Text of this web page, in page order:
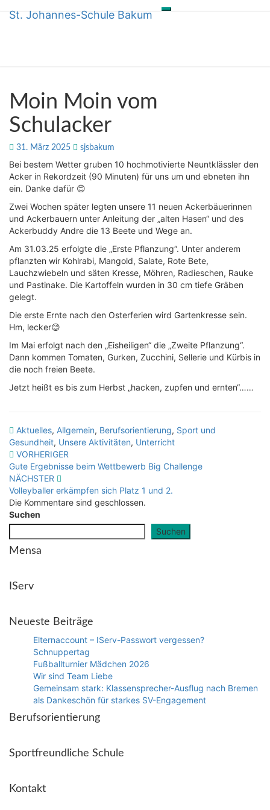
Skip
Toggle
St. Johannes-Schule Bakum
St. Johannes-Schule Bakum
Moin
Moin
vom
Schulacker
Moin Moin vom
Schulacker
31. März 2025 sjsbakum
Bei bestem Wetter gruben 10 hochmotivierte Neuntklässler den
Acker in Rekordzeit (90 Minuten) für uns um und ebneten ihn
ein. Danke dafür 😊
Zwei Wochen später legten unsere 11 neuen Ackerbäuerinnen
und Ackerbauern unter Anleitung der „alten Hasen“ und des
Ackerbuddy Andre die 13 Beete und Wege an.
Am 31.03.25 erfolgte die „Erste Pflanzung“. Unter anderem
pflanzten wir Kohlrabi, Mangold, Salate, Rote Bete,
Lauchzwiebeln und säten Kresse, Möhren, Radieschen, Rauke
und Pastinake. Die Kartoffeln wurden in 30 cm tiefe Gräben
gelegt.
Die erste Ernte nach den Osterferien wird Gartenkresse sein.
Hm, lecker😊
Im Mai erfolgt nach den „Eisheiligen“ die „Zweite Pflanzung“.
Dann kommen Tomaten, Gurken, Zucchini, Sellerie und Kürbis in
die noch freien Beete.
Jetzt heißt es bis zum Herbst „hacken, zupfen und ernten“……
Aktuelles, Allgemein, Berufsorientierung, Sport und
Gesundheit, Unsere Aktivitäten, Unterricht
Beitragsnavigation
VORHERIGER
Gute Ergebnisse beim Wettbewerb Big Challenge
NÄCHSTER
Volleyballer erkämpfen sich Platz 1 und 2.
Die Kommentare sind geschlossen.
Suchen
Suchen
Mensa
IServ
Neueste Beiträge
Elternaccount – IServ-Passwort vergessen?
Schnuppertag
Fußballturnier Mädchen 2026
Wir sind Team Liebe
Gemeinsam stark: Klassensprecher-Ausflug nach Bremen
als Dankeschön für starkes SV-Engagement
Berufsorientierung
Sportfreundliche Schule
Kontakt